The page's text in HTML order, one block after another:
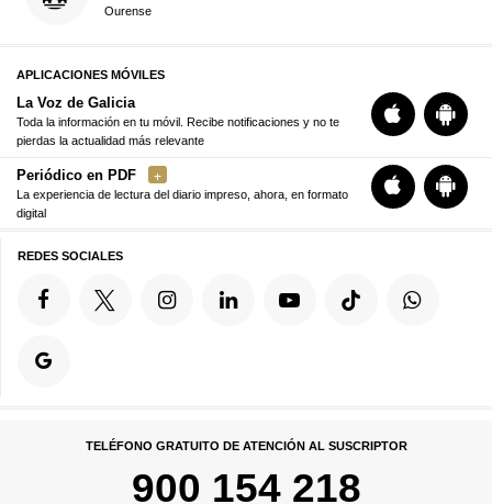
Ourense
APLICACIONES MÓVILES
La Voz de Galicia
Toda la información en tu móvil. Recibe notificaciones y no te
pierdas la actualidad más relevante
Periódico en PDF
La experiencia de lectura del diario impreso, ahora, en formato
digital
REDES SOCIALES
TELÉFONO GRATUITO DE ATENCIÓN AL SUSCRIPTOR
900 154 218